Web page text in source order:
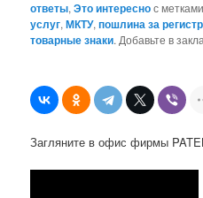
ответы,Это интереснос
услуг,МКТУ,пошлина за
товарные знаки. Добавьте в
Загляните в офис фирмы